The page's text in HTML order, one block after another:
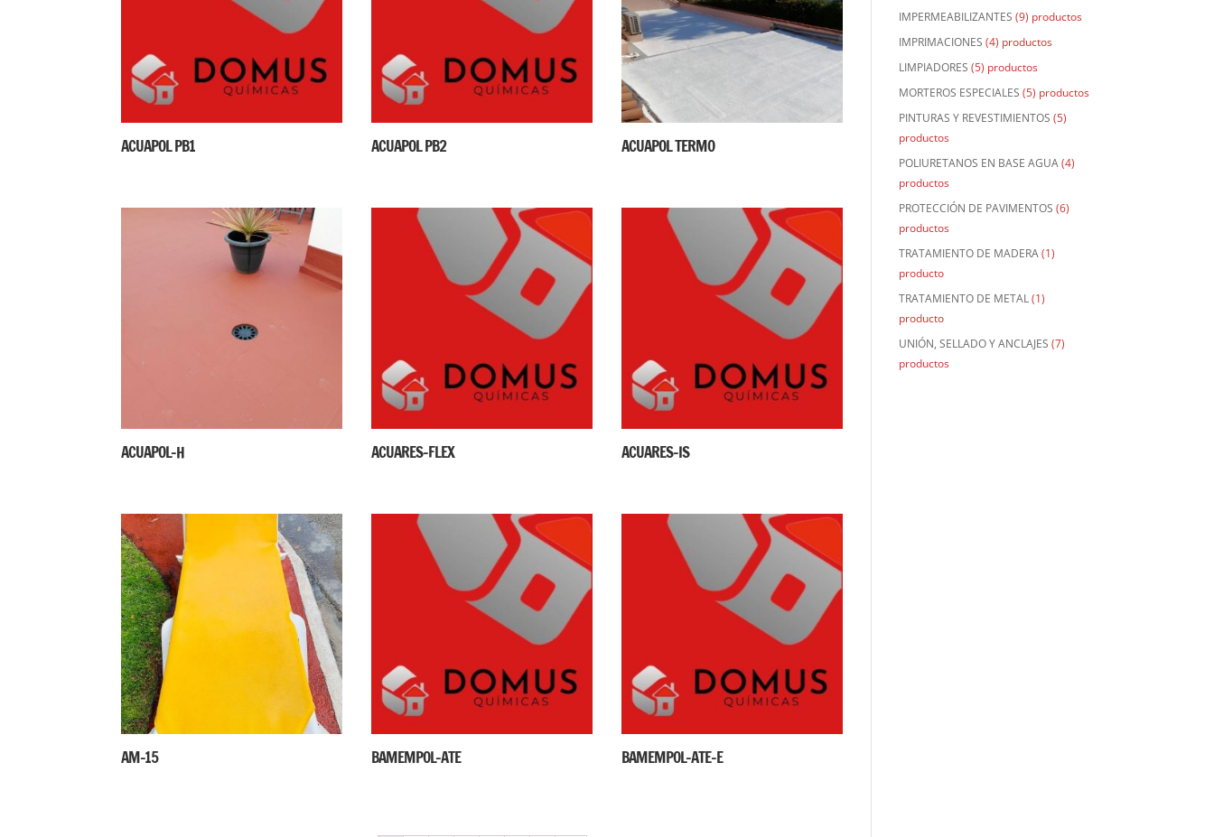
ACUAPOL PB1 ACUAPOL PB2 ACUAPOL TERMO
ACUAPOL-H ACUARES-FLEX ACUARES-IS
AM-15 BAMEMPOL-ATE BAMEMPOL-ATE-E
IMPERMEABILIZANTES (9) productos
IMPRIMACIONES (4) productos
LIMPIADORES (5) productos
MORTEROS ESPECIALES (5) productos
PINTURAS Y REVESTIMIENTOS (5)
productos
POLIURETANOS EN BASE AGUA(4)
productos
PROTECCIÓN DE PAVIMENTOS (6)
productos
TRATAMIENTO DE MADERA(1)
producto
TRATAMIENTO DE METAL(1)
producto
UNIÓN, SELLADO Y ANCLAJES (7)
productos